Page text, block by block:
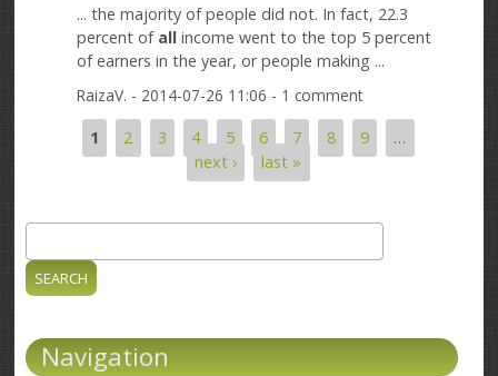
... the majority of people did not. In fact, 22.3
percent of all income went to the top 5 percent
of earners in the year, or people making ...
RaizaV. - 2014-07-26 11:06 - 1 comment
Pages
1 2 3 4 5 6 7 8 9
…
next ›
last »
Search form
Navigation